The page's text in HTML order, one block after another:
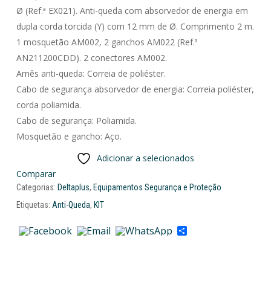
Ø (Ref.ª EX021). Anti-queda com absorvedor de energia em
dupla corda torcida (Y) com 12 mm de Ø. Comprimento 2 m.
1 mosquetão AM002, 2 ganchos AM022 (Ref.ª
AN211200CDD). 2 conectores AM002.
Arnês anti-queda: Correia de poliéster.
Cabo de segurança absorvedor de energia: Correia poliéster,
corda poliamida.
Cabo de segurança: Poliamida.
Mosquetão e gancho: Aço.
Adicionar a selecionados
Comparar
Categorias: Deltaplus, Equipamentos Segurança e Proteção
Etiquetas: Anti-Queda, KIT
Share